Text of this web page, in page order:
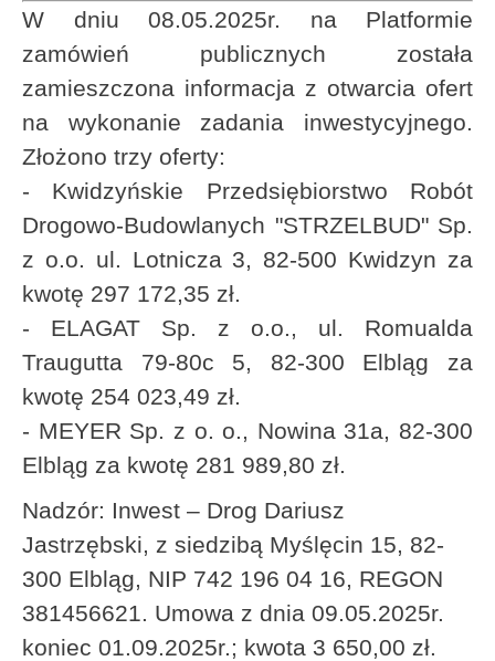
W dniu 08.05.2025r. na Platformie
zamówień publicznych została
zamieszczona informacja z otwarcia ofert
na wykonanie zadania inwestycyjnego.
Złożono trzy oferty:
- Kwidzyńskie Przedsiębiorstwo Robót
Drogowo-Budowlanych "STRZELBUD" Sp.
z o.o. ul. Lotnicza 3, 82-500 Kwidzyn za
kwotę 297 172,35 zł.
- ELAGAT Sp. z o.o., ul. Romualda
Traugutta 79-80c 5, 82-300 Elbląg za
kwotę 254 023,49 zł.
- MEYER Sp. z o. o., Nowina 31a, 82-300
Elbląg za kwotę 281 989,80 zł.
Nadzór: Inwest – Drog Dariusz
Jastrzębski, z siedzibą Myślęcin 15, 82-
300 Elbląg, NIP 742 196 04 16, REGON
381456621. Umowa z dnia 09.05.2025r.
koniec 01.09.2025r.; kwota 3 650,00 zł.